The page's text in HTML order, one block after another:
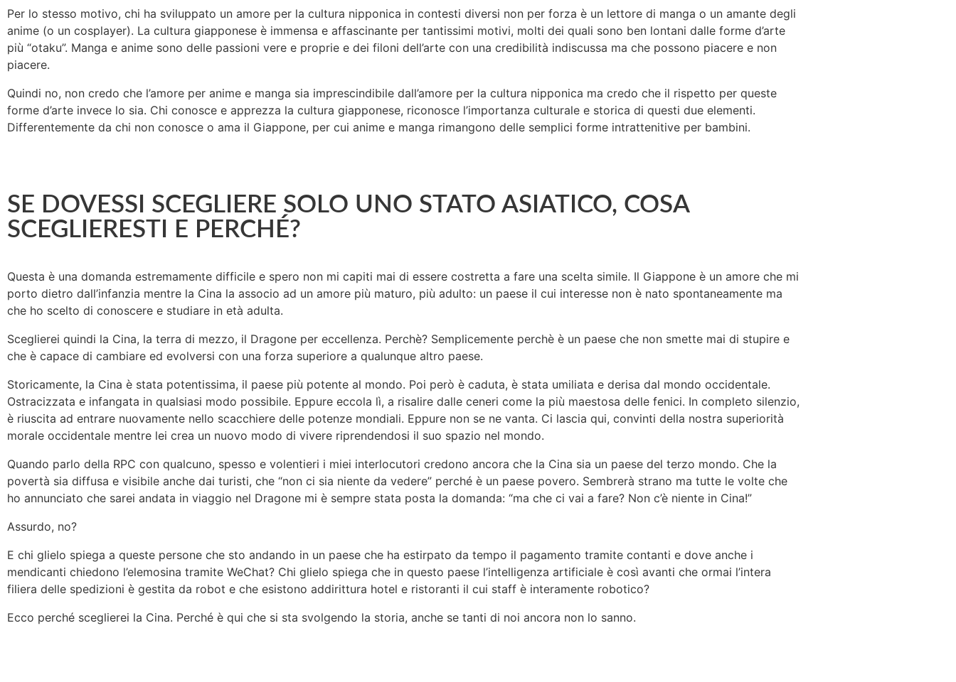
Per lo stesso motivo, chi ha sviluppato un amore per la cultura nipponica in contesti diversi non per forza è un lettore di manga o un amante degli
anime (o un cosplayer). La cultura giapponese è immensa e affascinante per tantissimi motivi, molti dei quali sono ben lontani dalle forme d’arte
più “otaku”. Manga e anime sono delle passioni vere e proprie e dei filoni dell’arte con una credibilità indiscussa ma che possono piacere e non
piacere.
Quindi no, non credo che l’amore per anime e manga sia imprescindibile dall’amore per la cultura nipponica ma credo che il rispetto per queste
forme d’arte invece lo sia. Chi conosce e apprezza la cultura giapponese, riconosce l’importanza culturale e storica di questi due elementi.
Differentemente da chi non conosce o ama il Giappone, per cui anime e manga rimangono delle semplici forme intrattenitive per bambini.
SE DOVESSI SCEGLIERE SOLO UNO STATO ASIATICO, COSA
SCEGLIERESTI E PERCHÉ?
Questa è una domanda estremamente difficile e spero non mi capiti mai di essere costretta a fare una scelta simile. Il Giappone è un amore che mi
porto dietro dall’infanzia mentre la Cina la associo ad un amore più maturo, più adulto: un paese il cui interesse non è nato spontaneamente ma
che ho scelto di conoscere e studiare in età adulta.
Sceglierei quindi la Cina, la terra di mezzo, il Dragone per eccellenza. Perchè? Semplicemente perchè è un paese che non smette mai di stupire e
che è capace di cambiare ed evolversi con una forza superiore a qualunque altro paese.
Storicamente, la Cina è stata potentissima, il paese più potente al mondo. Poi però è caduta, è stata umiliata e derisa dal mondo occidentale.
Ostracizzata e infangata in qualsiasi modo possibile. Eppure eccola lì, a risalire dalle ceneri come la più maestosa delle fenici. In completo silenzio,
è riuscita ad entrare nuovamente nello scacchiere delle potenze mondiali. Eppure non se ne vanta. Ci lascia qui, convinti della nostra superiorità
morale occidentale mentre lei crea un nuovo modo di vivere riprendendosi il suo spazio nel mondo.
Quando parlo della RPC con qualcuno, spesso e volentieri i miei interlocutori credono ancora che la Cina sia un paese del terzo mondo. Che la
povertà sia diffusa e visibile anche dai turisti, che “non ci sia niente da vedere” perché è un paese povero. Sembrerà strano ma tutte le volte che
ho annunciato che sarei andata in viaggio nel Dragone mi è sempre stata posta la domanda: “ma che ci vai a fare? Non c’è niente in Cina!”
Assurdo, no?
E chi glielo spiega a queste persone che sto andando in un paese che ha estirpato da tempo il pagamento tramite contanti e dove anche i
mendicanti chiedono l’elemosina tramite WeChat? Chi glielo spiega che in questo paese l’intelligenza artificiale è così avanti che ormai l’intera
filiera delle spedizioni è gestita da robot e che esistono addirittura hotel e ristoranti il cui staff è interamente robotico?
Ecco perché sceglierei la Cina. Perché è qui che si sta svolgendo la storia, anche se tanti di noi ancora non lo sanno.